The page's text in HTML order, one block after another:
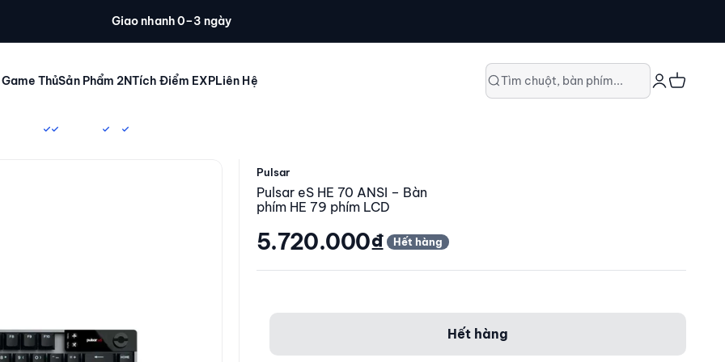
Giao nhanh 0–3 ngày
ThủSản Phẩm 2NTích Điểm EXPLiên Hệ Tìm chuột, bàn phím... Đăng nhập
Giỏ hàng
Pulsar
Pulsar eS HE 70 ANSI – Bàn
phím HE 79 phím LCD
Giá giảm
5.720.000₫ Hết hàng
Hết hàng